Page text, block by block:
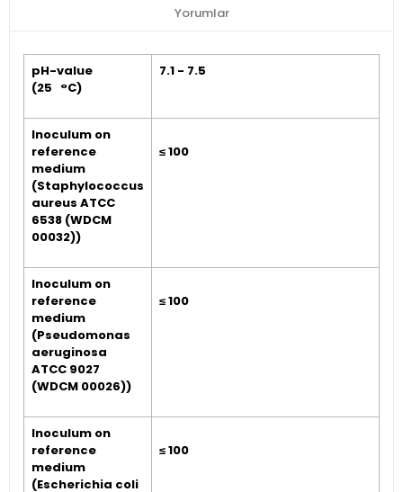
Yorumlar
pH-value
(25 °C)
7.1 - 7.5
Inoculum on
reference
medium
(Staphylococcus
aureus ATCC
6538 (WDCM
00032))
≤ 100
Inoculum on
reference
medium
(Pseudomonas
aeruginosa
ATCC 9027
(WDCM 00026))
≤ 100
Inoculum on
reference
medium
(Escherichia coli
≤ 100